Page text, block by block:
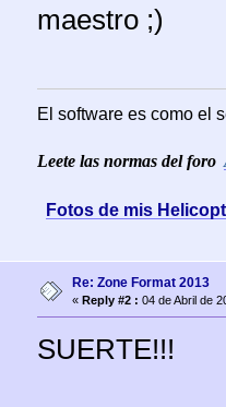
maestro ;)
El software es como el
Leete las normas del foro
Fotos de mis
Re: Zone Format 2013
« Reply #2 : 04 de Abril de
SUERTE!!!